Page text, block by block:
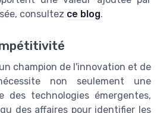
consultez ce blog.
champion de l'innovation et de
non seulement une
des technologies émergentes,
des affaires pour identifier les